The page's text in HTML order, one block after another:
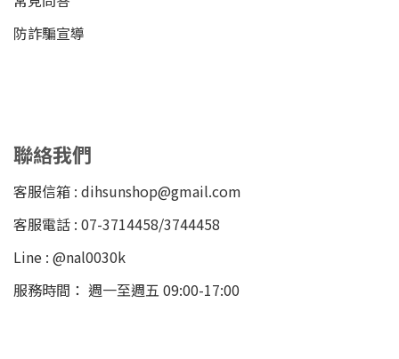
防詐騙宣導
聯絡我們
客服信箱 : dihsunshop@gmail.com
客服電話 : 07-3714458/3744458
Line : @nal0030k
服務時間： 週一至週五 09:00-17:00